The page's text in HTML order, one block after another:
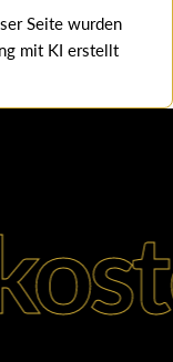
Seite wurden
mit KI erstellt